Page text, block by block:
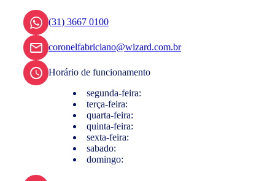
(31) 3667 0100
coronelfabriciano@wizard.com.br
Horário de funcionamento
segunda-feira:
terça-feira:
quarta-feira:
quinta-feira:
sexta-feira:
sabado:
domingo: